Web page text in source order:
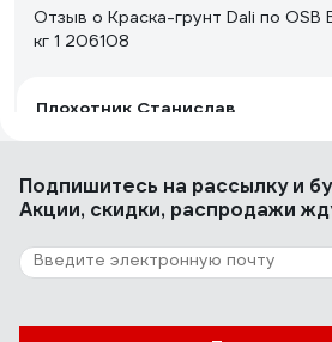
Отзыв о Краска-грунт Dali по OSB
кг 1 206108
Плохотник Станислав
Легко и равномерно ложится,
8 отзывов
Отзыв о Краска-грунт Dali по OSB
Подпишитесь на рассылкуи
Акции, скидки, распродажи